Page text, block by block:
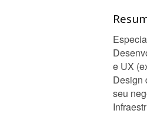
e UX
Design
seu